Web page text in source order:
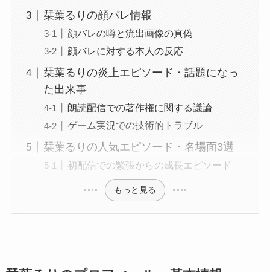
栞葉るりの顔バレ情報
顔バレの噂と流出画像の真偽
顔バレに対する本人の反応
栞葉るりの炎上エピソード・話題になっ
た出来事
朗読配信での著作権に関する議論
ゲーム実況での技術的トラブル
栞葉るりの人気エピソード・名場面3選
初配信での緊張からの成長エピソード
もっと見る